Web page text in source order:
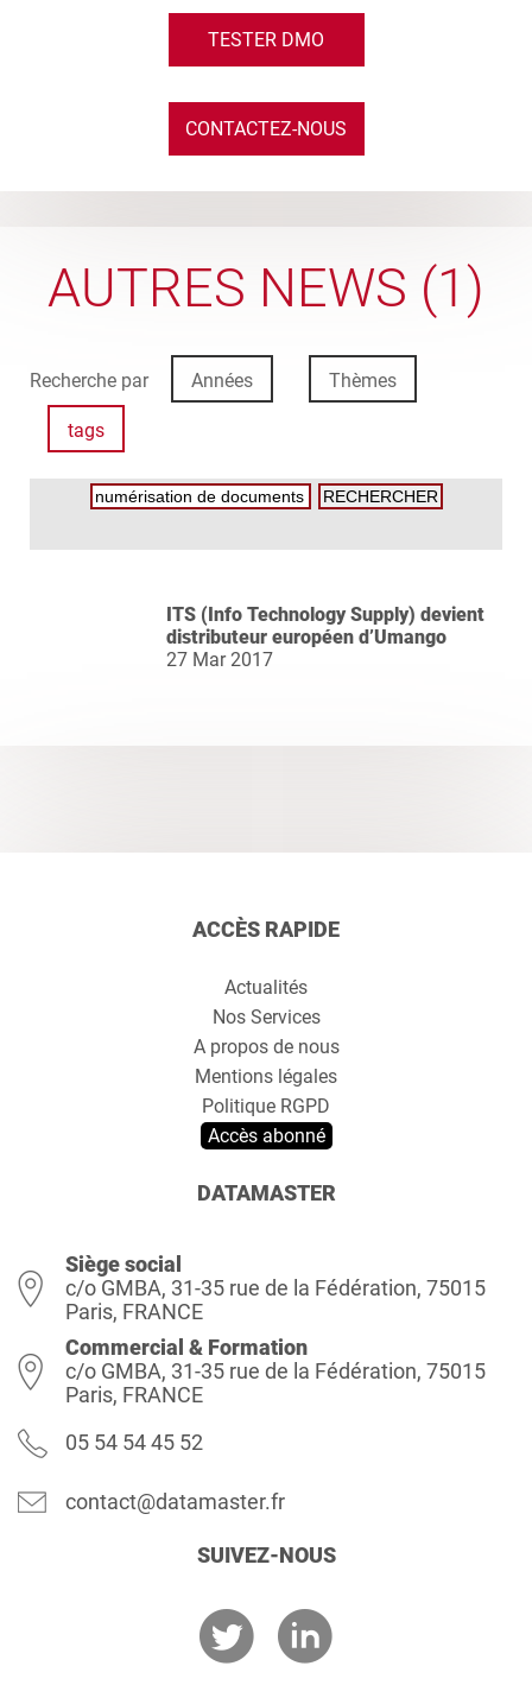
TESTER DMO
CONTACTEZ-NOUS
AUTRES NEWS (1)
Recherche par Années Thèmes
tags
ITS (Info Technology Supply) devient
distributeur européen d’Umango
27 Mar 2017
ACCÈS RAPIDE
Actualités
Nos Services
A propos de nous
Mentions légales
Politique RGPD
Accès abonné
DATAMASTER
Siège social
c/o GMBA, 31-35 rue de la Fédération, 75015
Paris, FRANCE
Commercial & Formation
c/o GMBA, 31-35 rue de la Fédération, 75015
Paris, FRANCE
05 54 54 45 52
contact@datamaster.fr
SUIVEZ-NOUS